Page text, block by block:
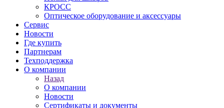
КРОСС
Оптическое оборудование и аксессуары
Сервис
Новости
Где купить
Партнерам
Техподдержка
О компании
Назад
О компании
Новости
Сертификаты и документы